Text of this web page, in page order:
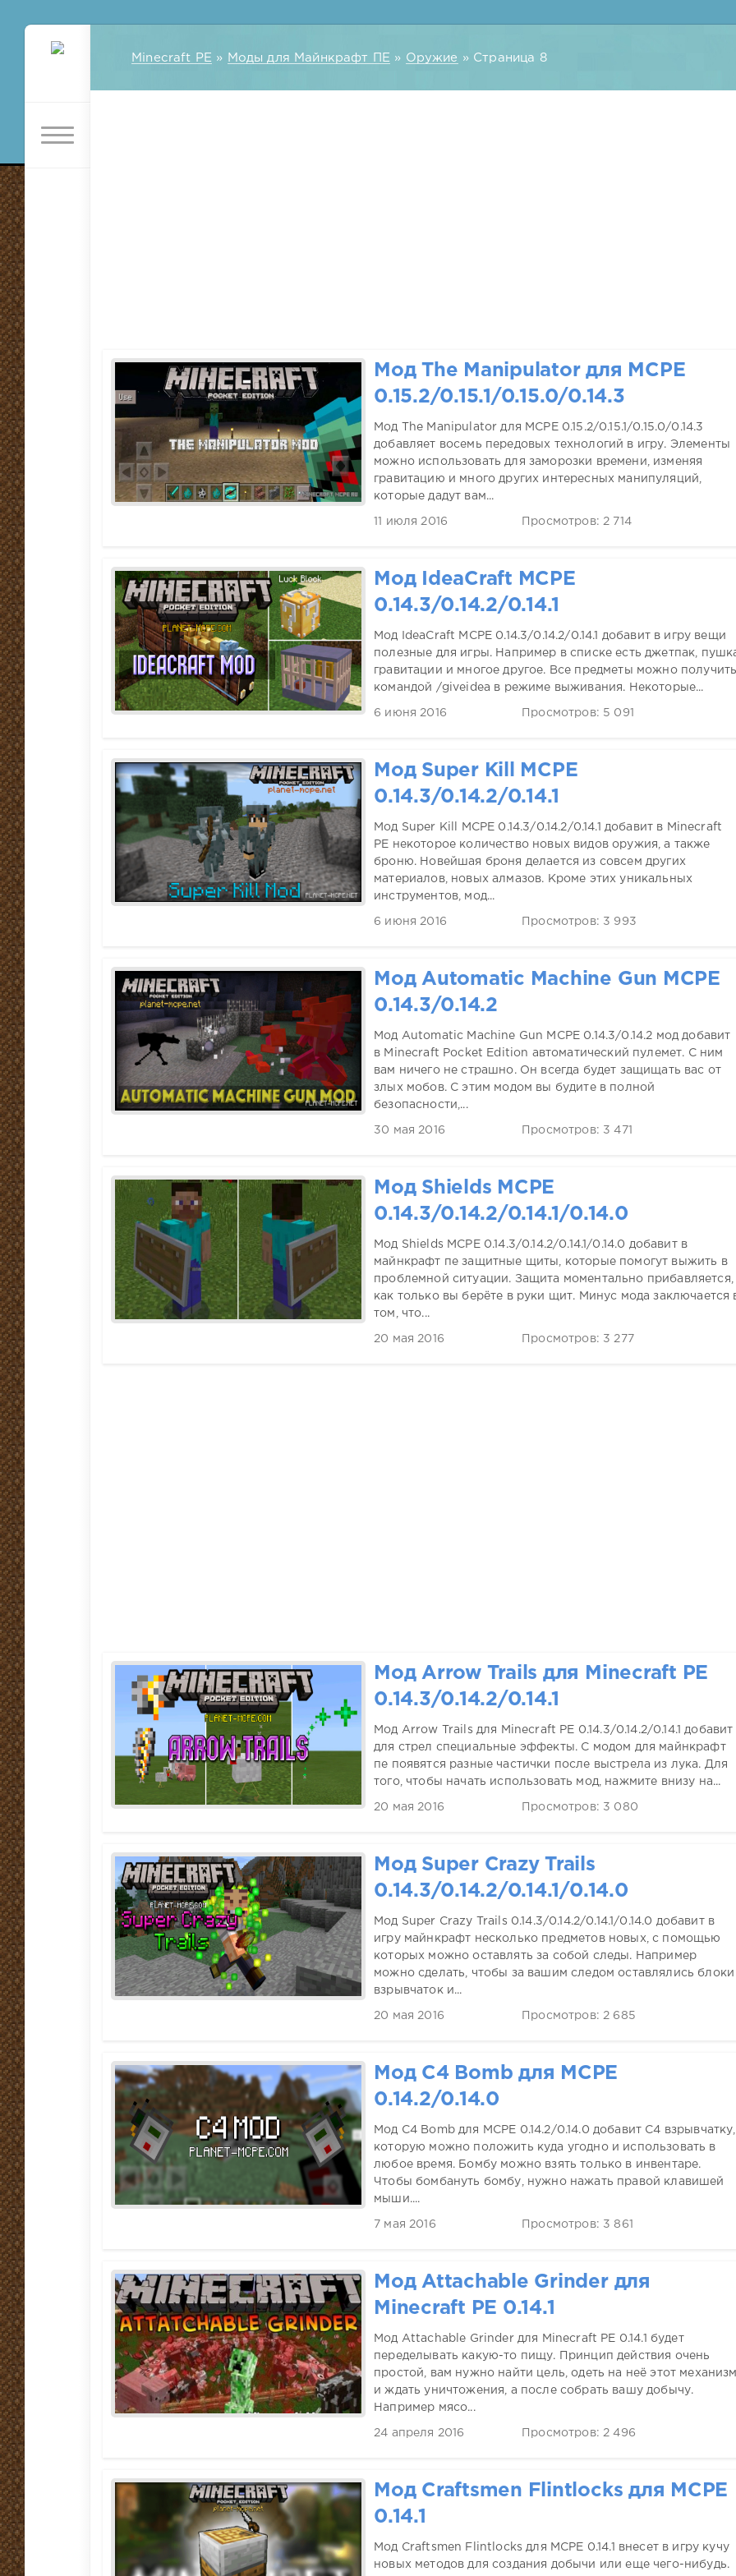
Minecraft PE » Моды для Майнкрафт ПЕ » Оружие » Страница 8
Мод The Manipulator для MCPE
0.15.2/0.15.1/0.15.0/0.14.3
Мод The Manipulator для MCPE 0.15.2/0.15.1/0.15.0/0.14.3
добавляет восемь передовых технологий в игру. Элементы
можно использовать для заморозки времени, изменяя
гравитацию и много других интересных манипуляций,
которые дадут вам...
11 июля 2016 Просмотров: 2 714
Мод IdeaCraft MCPE
0.14.3/0.14.2/0.14.1
Мод IdeaCraft MCPE 0.14.3/0.14.2/0.14.1 добавит в игру вещи
полезные для игры. Например в списке есть джетпак,
гравитации и многое другое. Все предметы можно
командой /giveidea в режиме выживания. Некоторые...
6 июня 2016 Просмотров: 5 091
Мод Super Kill MCPE
0.14.3/0.14.2/0.14.1
Мод Super Kill MCPE 0.14.3/0.14.2/0.14.1 добавит в Minecraft
PE некоторое количество новых видов оружия, а также
броню. Новейшая броня делается из совсем других
материалов, новых алмазов. Кроме этих уникальных
инструментов, мод...
6 июня 2016 Просмотров: 3 993
Мод Automatic Machine Gun MCPE
0.14.3/0.14.2
Мод Automatic Machine Gun MCPE 0.14.3/0.14.2 мод добавит
в Minecraft Pocket Edition автоматический пулемет. С ним
вам ничего не страшно. Он всегда будет защищать вас от
злых мобов. С этим модом вы будите в полной
безопасности,...
30 мая 2016 Просмотров: 3 471
Мод Shields MCPE
0.14.3/0.14.2/0.14.1/0.14.0
Мод Shields MCPE 0.14.3/0.14.2/0.14.1/0.14.0 добавит в
майнкрафт пе защитные щиты, которые помогут выжить в
проблемной ситуации. Защита моментально прибавляется,
как только вы берёте в руки щит. Минус мода заключается
том, что...
20 мая 2016 Просмотров: 3 277
Мод Arrow Trails для Minecraft PE
0.14.3/0.14.2/0.14.1
Мод Arrow Trails для Minecraft PE 0.14.3/0.14.2/0.14.1 добавит
для стрел специальные эффекты. С модом для майнкрафт
пе появятся разные частички после выстрела из лука. Для
того, чтобы начать использовать мод, нажмите внизу на...
20 мая 2016 Просмотров: 3 080
Мод Super Crazy Trails
0.14.3/0.14.2/0.14.1/0.14.0
Мод Super Crazy Trails 0.14.3/0.14.2/0.14.1/0.14.0 добавит в
игру майнкрафт несколько предметов новых, с помощью
которых можно оставлять за собой следы. Например
можно сделать, чтобы за вашим следом оставлялись блоки
взрывчаток и...
20 мая 2016 Просмотров: 2 685
Мод C4 Bomb для MCPE
0.14.2/0.14.0
Мод C4 Bomb для MCPE 0.14.2/0.14.0 добавит C4 взрывчатку,
которую можно положить куда угодно и использовать в
любое время. Бомбу можно взять только в инвентаре.
Чтобы бомбануть бомбу, нужно нажать правой клавишей
мыши....
7 мая 2016 Просмотров: 3 861
Мод Attachable Grinder для
Minecraft PE 0.14.1
Мод Attachable Grinder для Minecraft PE 0.14.1 будет
переделывать какую-то пищу. Принцип действия очень
простой, вам нужно найти цель, одеть на неё этот
и ждать уничтожения, а после собрать вашу добычу.
Например мясо...
24 апреля 2016 Просмотров: 2 496
Мод Craftsmen Flintlocks для MCPE
0.14.1
Мод Craftsmen Flintlocks для MCPE 0.14.1 внесет в игру кучу
новых методов для создания добычи или еще чего-нибудь.